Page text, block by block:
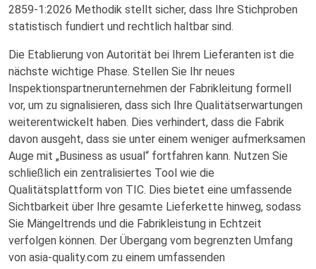
2859-1:2026 Methodik stellt sicher, dass Ihre Stichproben
statistisch fundiert und rechtlich haltbar sind.
Die Etablierung von Autorität bei Ihrem Lieferanten ist die
nächste wichtige Phase. Stellen Sie Ihr neues
Inspektionspartnerunternehmen der Fabrikleitung formell
vor, um zu signalisieren, dass sich Ihre Qualitätserwartungen
weiterentwickelt haben. Dies verhindert, dass die Fabrik
davon ausgeht, dass sie unter einem weniger aufmerksamen
Auge mit „Business as usual“ fortfahren kann. Nutzen Sie
schließlich ein zentralisiertes Tool wie die
Qualitätsplattform von TIC. Dies bietet eine umfassende
Sichtbarkeit über Ihre gesamte Lieferkette hinweg, sodass
Sie Mängeltrends und die Fabrikleistung in Echtzeit
verfolgen können. Der Übergang vom begrenzten Umfang
von asia-quality.com zu einem umfassenden